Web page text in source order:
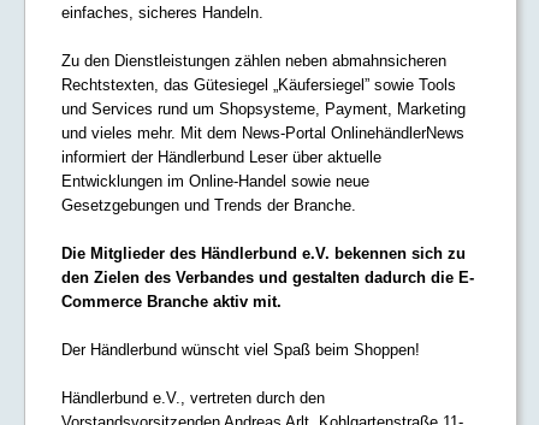
einfaches, sicheres Handeln.
Zu den Dienstleistungen zählen neben abmahnsicheren
Rechtstexten, das Gütesiegel „Käufersiegel” sowie Tools
und Services rund um Shopsysteme, Payment, Marketing
und vieles mehr. Mit dem News-Portal OnlinehändlerNews
informiert der Händlerbund Leser über aktuelle
Entwicklungen im Online-Handel sowie neue
Gesetzgebungen und Trends der Branche.
Die Mitglieder des Händlerbund e.V. bekennen sich zu
den Zielen des Verbandes und gestalten dadurch die E-
Commerce Branche aktiv mit.
Der Händlerbund wünscht viel Spaß beim Shoppen!
Händlerbund e.V., vertreten durch den